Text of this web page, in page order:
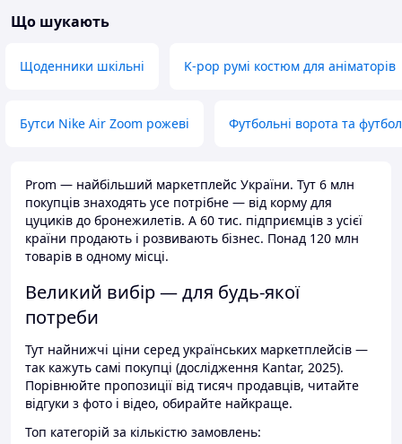
Що шукають
Щоденники шкільні K-pop румі костюм для аніматорів
Бутси Nike Air Zoom рожеві Футбольні ворота та
Prom — найбільший маркетплейс України. Тут 6 млн
покупців знаходять усе потрібне — від корму для
цуциків до бронежилетів. А 60 тис. підприємців з усієї
країни продають і розвивають бізнес. Понад 120 млн
товарів в одному місці.
Великий вибір — для будь-якої
потреби
Тут найнижчі ціни серед українських маркетплейсів —
так кажуть самі покупці (дослідження Kantar, 2025).
Порівнюйте пропозиції від тисяч продавців, читайте
відгуки з фото і відео, обирайте найкраще.
Топ категорій за кількістю замовлень: